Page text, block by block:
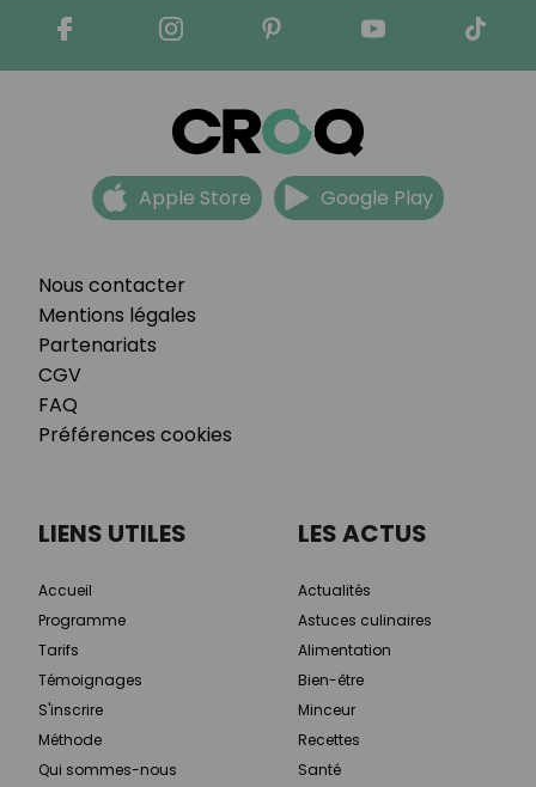
Nous contacter
Mentions légales
Partenariats
CGV
FAQ
Préférences cookies
Apple Store Google Play
LIENS UTILES
Accueil
Programme
Tarifs
Témoignages
S'inscrire
Méthode
Qui sommes-nous
LES ACTUS
Actualités
Astuces culinaires
Alimentation
Bien-être
Minceur
Recettes
Santé